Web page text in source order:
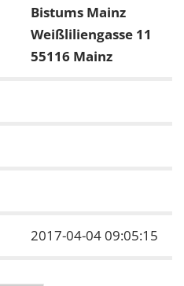
Bistums Mainz
Weißliliengasse 11
55116 Mainz
2017-04-04 09:05:15